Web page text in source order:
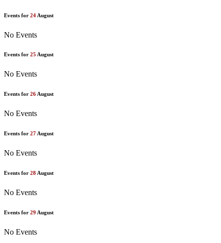
Events for 24 August
No Events
Events for 25 August
No Events
Events for 26August
No Events
Events for 27 August
No Events
Events for 28 August
No Events
Events for 29 August
No Events